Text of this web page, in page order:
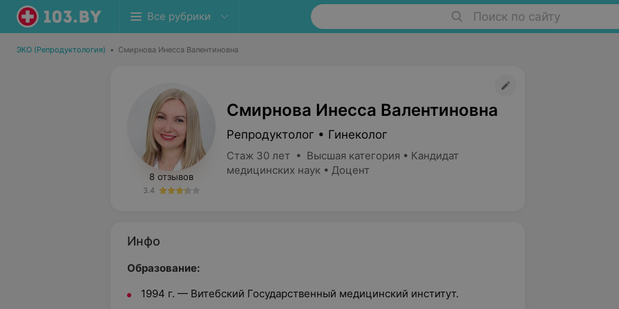
Все рубрики Поиск по сайту
ЭКО (Репродуктология) • Смирнова Инесса Валентиновна
8 отзывов
3.4
Смирнова Инесса Валентиновна
Репродуктолог • Гинеколог
Стаж 30 лет • Высшая категория • Кандидат
медицинских наук • Доцент
Инфо
Образование:
1994 г. — Витебский Государственный медицинский институт.